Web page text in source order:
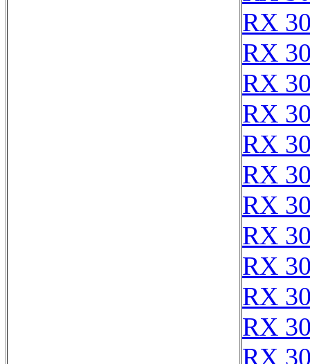
RX
RX
RX
RX
RX
RX
RX
RX
RX
RX
RX
RX